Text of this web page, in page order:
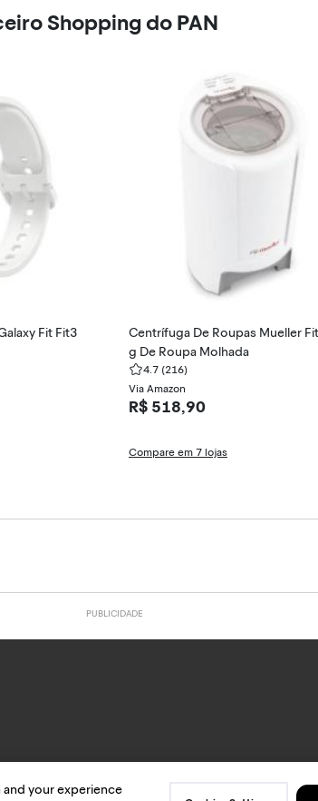
Shopping do PAN
Fit Fit3
Centrífuga De Roupas Mueller
g De Roupa Molhada
4.7 (216)
Via Amazon
R$ 518,90
Compare em 7 lojas
your experience